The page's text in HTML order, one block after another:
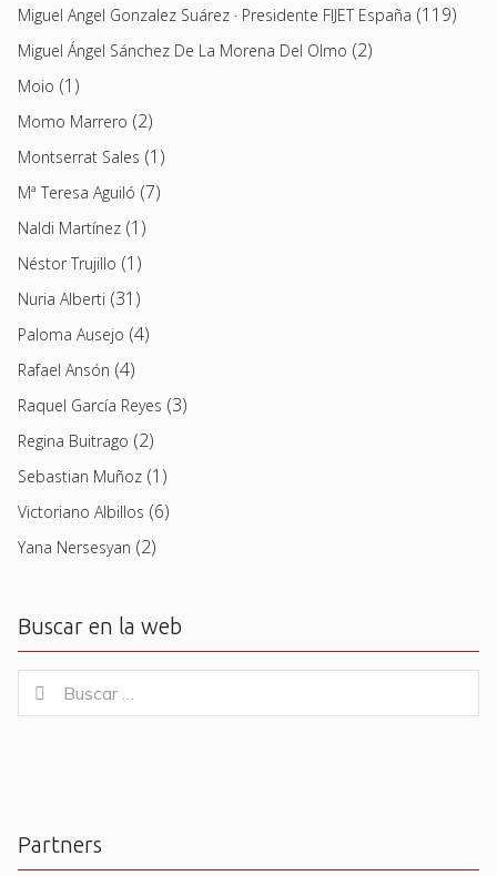
Miguel Angel Gonzalez Suárez · Presidente FIJET España (119)
Miguel Ángel Sánchez De La Morena Del Olmo (2)
Moio (1)
Momo Marrero (2)
Montserrat Sales (1)
Mª Teresa Aguiló (7)
Naldi Martínez (1)
Néstor Trujillo (1)
Nuria Alberti (31)
Paloma Ausejo (4)
Rafael Ansón (4)
Raquel García Reyes (3)
Regina Buitrago (2)
Sebastian Muñoz (1)
Victoriano Albillos (6)
Yana Nersesyan (2)
Buscar en la web
for:
Buscar
Partners